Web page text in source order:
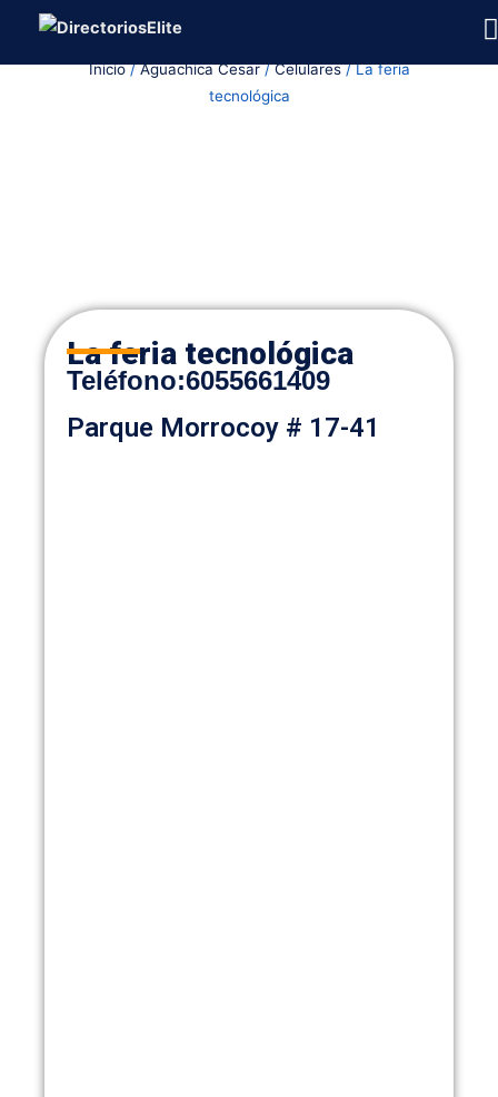
Inicio/Aguachica Cesar/Celulares/ La feria
tecnológica
La feria tecnológica
Teléfono:6055661409
Parque Morrocoy # 17-41